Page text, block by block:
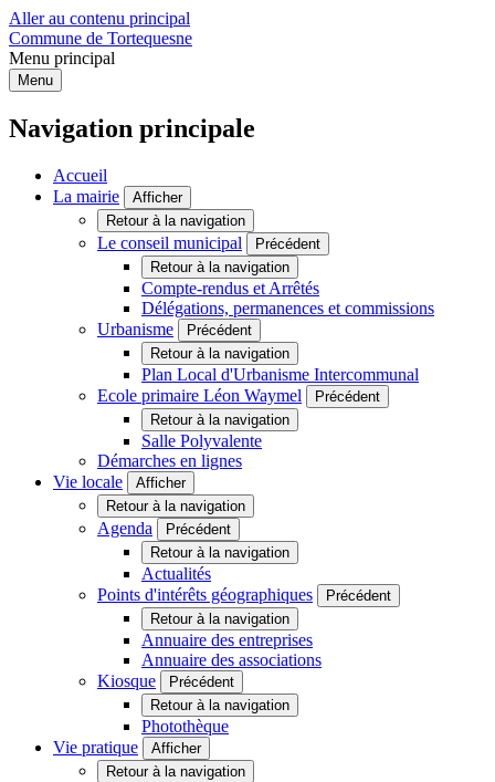
Aller au contenu principal
Commune de Tortequesne
Menu principal
Menu
Navigation principale
Accueil
La mairie
Afficher
Retour à la navigation
Le conseil municipal
Précédent
Retour à la navigation
Compte-rendus et Arrêtés
Délégations, permanences et commissions
Urbanisme
Précédent
Retour à la navigation
Plan Local d'Urbanisme Intercommunal
Ecole primaire Léon Waymel
Précédent
Retour à la navigation
Salle Polyvalente
Démarches en lignes
Vie locale
Afficher
Retour à la navigation
Agenda
Précédent
Retour à la navigation
Actualités
Points d'intérêts géographiques
Précédent
Retour à la navigation
Annuaire des entreprises
Annuaire des associations
Kiosque
Précédent
Retour à la navigation
Photothèque
Vie pratique
Afficher
Retour à la navigation